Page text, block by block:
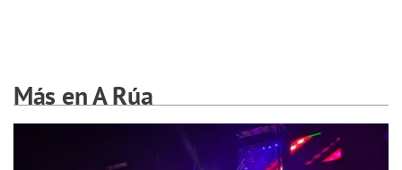
Más en A Rúa